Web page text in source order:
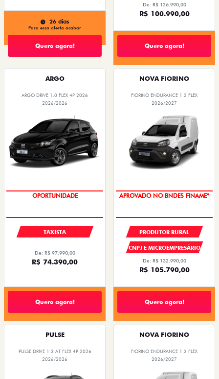
26 dias
Para essa oferta acabar
Quero agora!
De: R$ 126.990,00
R$ 100.990,00
Quero agora!
ARGO
ARGO DRIVE 1.0 FLEX 4P 2026
2026/2026
OPORTUNIDADE
TAXISTA
De: R$ 97.990,00
R$ 74.390,00
Quero agora!
NOVA FIORINO
FIORINO ENDURANCE 1.3 FLEX
2026/2027
APROVADO NO BNDES FINAME*
PRODUTOR RURAL
CNPJ E MICROEMPRESÁRIO
De: R$ 132.990,00
R$ 105.790,00
Quero agora!
PULSE
PULSE DRIVE 1.3 AT FLEX 4P 2026
2026/2026
NOVA FIORINO
FIORINO ENDURANCE 1.3 FLEX
2026/2027